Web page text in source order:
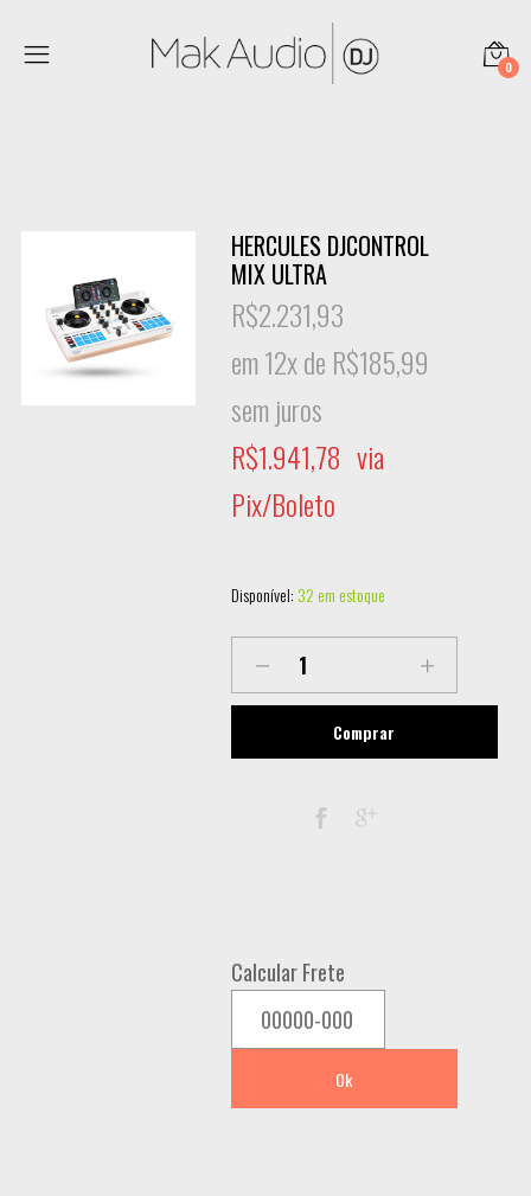
0
HERCULES DJCONTROL
MIX ULTRA
R$2.231,93
em 12x de R$185,99
sem juros
R$1.941,78 via
Pix/Boleto
Disponível: 32 em estoque
HERCULES
DJCONTROL
ULTRA
Comprar
Calcular Frete
Ok